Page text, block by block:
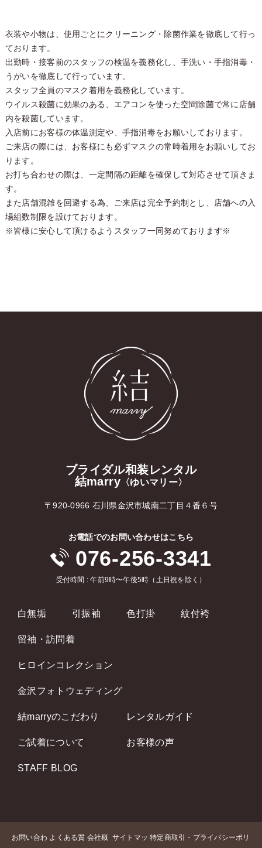
衣装や小物は、使用ごとにクリーニング・除菌作業を徹底して行っ
ております。
出勤時・接客前のスタッフの検温を義務化し、手洗い・手指消毒・
うがいを徹底して行っています。
スタッフ全員のマスク着用を義務化しています。
ウイルス殺菌に効果のある、エアコンを使った空間除菌で常に店舗
内を殺菌しています。
入店前にお客様の体温測定や、手指消毒をお願いしております。
ご来店の際には、お客様にも必ずマスクの常時着用をお願いしてお
ります。
お打ち合わせの際は、一定間隔の距離を確保して対応させて頂きま
す。
また店舗混雑を回避する為、ご来店は完全予約制とし、店舗への入
場組数制限を設けております。
※皆様に安心して頂けるようスタッフ一同努めております※
ブライダル和装レンタル
結marry 〈ゆいマリー〉
〒920-0966 石川県金沢市城南二丁目４番６号
お電話でのお問い合わせはこちら
076-256-3341
受付時間 : 午前9時〜午後5時（土日祝を除く）
白無垢 引振袖 色打掛 紋付袴
留袖・訪問着
ヒロインコレクション
金沢フォトウェディング
結marryのこだわり レンタルガイド
ご試着について お客様の声
STAFF BLOG
お問い合わ よくある質 会社概 サイトマッ 特定商取引・プライバシーポリ